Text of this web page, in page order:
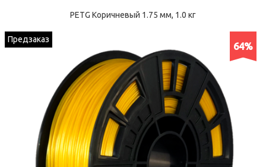
PETG Коричневый 1.75 мм, 1.0 кг
64%
Предзаказ